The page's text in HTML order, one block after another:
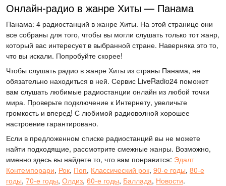
Онлайн-радио в жанре Хиты — Панама
Панама: 4 радиостанций в жанре Хиты. На этой странице они
все собраны для того, чтобы вы могли слушать только тот жанр,
который вас интересует в выбранной стране. Наверняка это то,
что вы искали. Попробуйте скорее!
Чтобы слушать радио в жанре Хиты из страны Панама, не
обязательно находиться в ней. Сервис LiveRadio24 поможет
вам слушать любимые радиостанции онлайн из любой точки
мира. Проверьте подключение к Интернету, увеличьте
громкость и вперед! С любимой радиоволной хорошее
настроение гарантировано.
Если в предложенном списке радиостанций вы не можете
найти подходящие, рассмотрите смежные жанры. Возможно,
именно здесь вы найдете то, что вам понравится: Эдалт
Контемпорари, Рок, Поп, Классический рок, 90-е годы, 80-е
годы, 70-е годы, Олдиз, 60-е годы, Баллада, Новости.